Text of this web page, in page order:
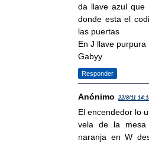
da llave azul que
donde esta el
las puertas
En J llave purpura
Gabyy
Responder
Anónimo 22/8/11
El encendedor lo
vela de la
naranja en W